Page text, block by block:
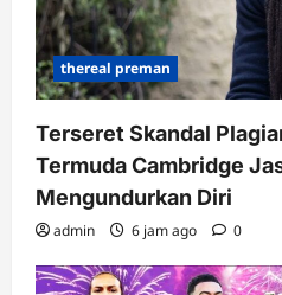
thereal preman
Terseret Skandal
Termuda Cambridge
Mengundurkan Diri
admin 6 jam ago 0